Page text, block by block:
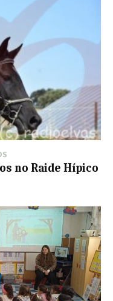
no Raide Hípico